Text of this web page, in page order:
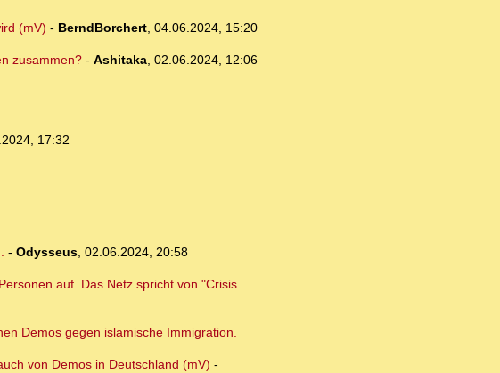
(mV) - BerndBorchert, 04.06.2024, 15:20
zusammen?- Ashitaka, 02.06.2024, 12:06
17:32
- Odysseus, 02.06.2024, 20:58
auf. Das Netz spricht von "Crisis
Demos gegen islamische Immigration.
von Demos in Deutschland (mV) -